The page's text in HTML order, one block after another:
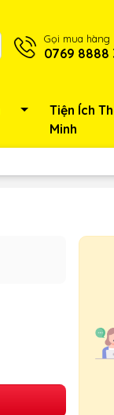
Gọi mua hàng
0769 8888
Tiện Ích
Minh